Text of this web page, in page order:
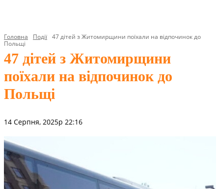
Головна Події 47 дітей з Житомирщини поїхали на відпочинок до
Польщі
47 дітей з Житомирщини
поїхали на відпочинок до
Польщі
14 Серпня, 2025р 22:16